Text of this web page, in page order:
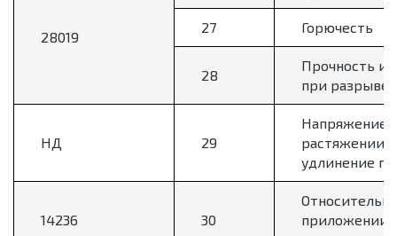
28019
27 Горючесть
28
Прочность и
при разрыве
НД 29
Напряжение
растяжении
удлинение
14236 30
приложении